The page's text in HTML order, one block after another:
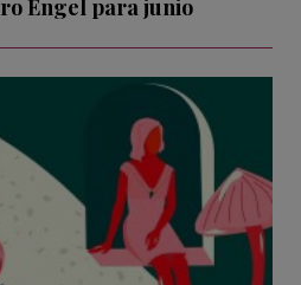
Engel para junio